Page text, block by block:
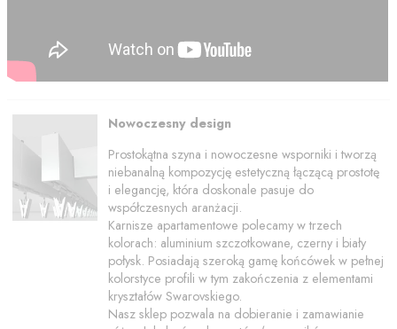
Nowoczesny design
Prostokątna szyna i nowoczesne wsporniki i tworzą
niebanalną kompozycję estetyczną łączącą prostotę
i elegancję, która doskonale pasuje do
współczesnych aranżacji.
Karnisze apartamentowe polecamy w trzech
kolorach: aluminium szczotkowane, czerny i biały
połysk. Posiadają szeroką gamę końcówek w pełnej
kolorstyce profili w tym zakończenia z elementami
kryształów Swarovskiego.
Nasz sklep pozwala na dobieranie i zamawianie